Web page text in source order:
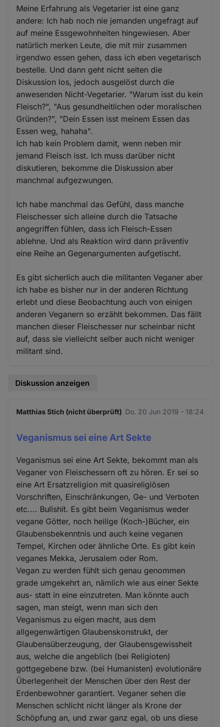
Meine Erfahrung als Vegetarier ist eine ganz
andere: Ich hab noch nie jemanden ungefragt auf
auf meine Essgewohnheiten hingewiesen. Aber
natürlich merken Leute, die mit mir zusammen
irgendwo essen gehen, dass ich eben vegetarisch
bestelle. Und dann geht nicht selten die
Diskussion los, jedoch ausgelöst durch die
anwesenden Nicht-Vegetarier. "Warum isst du kein
Fleisch?", "Aus gesundheitlichen oder moralischen
Gründen?", "Dein Essen isst meinem Essen das
Essen weg, hahaha".
Ich hab kein Problem damit, wenn neben mir
jemand Fleisch isst. Ich muss darüber nicht
diskutieren, bekomme die Diskussion aber
manchmal aufgezwungen.
Ich habe manchmal das Gefühl, dass manche
Fleischesser sich alleine durch die Tatsache
angegriffen fühlen, dass ich Fleisch-Essen
ablehne. Und als Reaktion wird dann präventiv
eine Reihe an Gegenargumenten aufgetischt.
Es gibt sicherlich auch die militanten Veganer aber
ich habe es bisher nur in der anderen Richtung
erlebt und diese Beobachtung auch von einigen
anderen Veganern so erzählt bekommen. Das fällt
manchen dieser Fleischesser nur scheinbar nicht
auf, dass sie vielleicht selber auch nicht weniger
militant sind.
Diskussion anzeigen
Matthias Stich (nicht überprüft) Do. 20 Jun 2019 - 18:24
Veganismus sei eine Art Sekte
Veganismus sei eine Art Sekte, bekommt man als
Veganer von Fleischessern oft zu hören. Er sei so
eine Art Ersatzreligion mit quasireligiösen
Vorschriften, Einschränkungen, Ge- und Verboten
etc.... Bullshit. Es gibt beim Veganismus weder
vegane Götter, noch heilige (Koch-)Bücher, ein
Glaubensbekenntnis und auch keine veganen
Tempel, Kirchen oder ähnliche Orte. Es gibt kein
veganes Mekka, Jerusalem oder Rom.
Vegan zu werden fühlt sich genau genommen
grade umgekehrt an, nämlich wie aus einer Sekte
aus- statt in eine einzutreten. Man könnte auch
sagen, man steigt, wenn man sich den
Veganismus zu eigen macht, aus dem
allgegenwärtigen Glaubenskonstrukt, der
Glaubensüberzeugung, der Glaubensgewissheit
aus, welche die angeblich (bei Religioten)
gottgegebene bzw. (bei Humanisten) evolutionäre
Überlegenheit der Menschen über den Rest der
Erdenbewohner garantiert. Veganer sehen die
Menschen schlicht nicht länger als Krone der
Schöpfung an, und zwar ganz egal, ob uns diese